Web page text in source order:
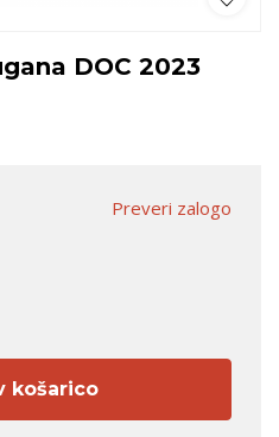
DOC 2023
Preveri zalogo
košarico